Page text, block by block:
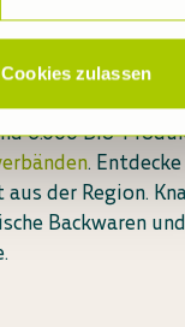
Cookies zulassen
6.000 Bio-
.
der Region.
Backwaren